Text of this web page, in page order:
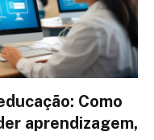
Como
aprendizagem,